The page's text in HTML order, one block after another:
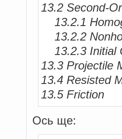
13.2 Second-
13.2.1
13.2.2
13.2.3 Initial
13.3 Projectile
13.4 Resisted
13.5 Friction
Ось ще: